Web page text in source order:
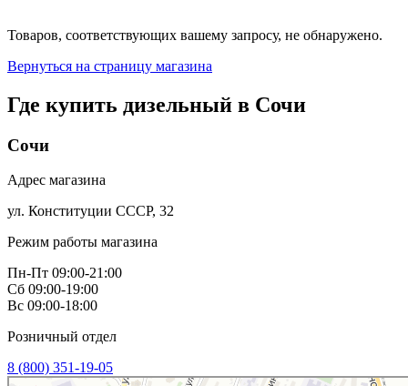
Товаров, соответствующих вашему запросу, не обнаружено.
Вернуться на страницу магазина
Где купить дизельный в Сочи
Сочи
Адрес магазина
ул. Конституции СССР, 32
Режим работы магазина
Пн-Пт 09:00-21:00
Сб 09:00-19:00
Вс 09:00-18:00
Розничный отдел
8 (800) 351-19-05